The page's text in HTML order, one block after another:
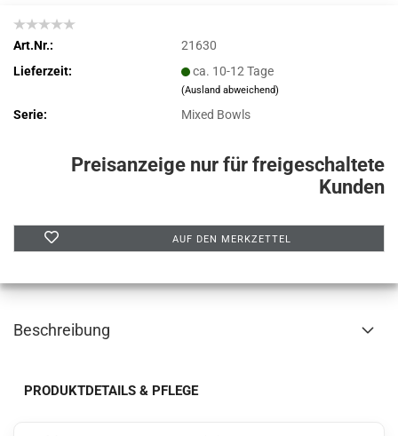
Art.Nr.:
21630
Lieferzeit:
ca. 10-12 Tage
(Ausland abweichend)
Serie: Mixed Bowls
Preisanzeige nur für freigeschaltete
Kunden
AUF DEN MERKZETTEL
Beschreibung
PRODUKTDETAILS & PFLEGE